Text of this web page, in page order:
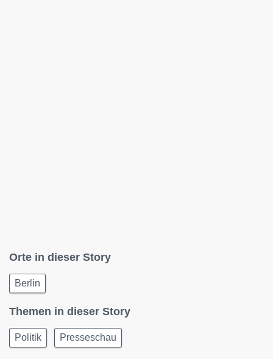
Orte in dieser Story
Berlin
Themen in dieser Story
Politik Presseschau